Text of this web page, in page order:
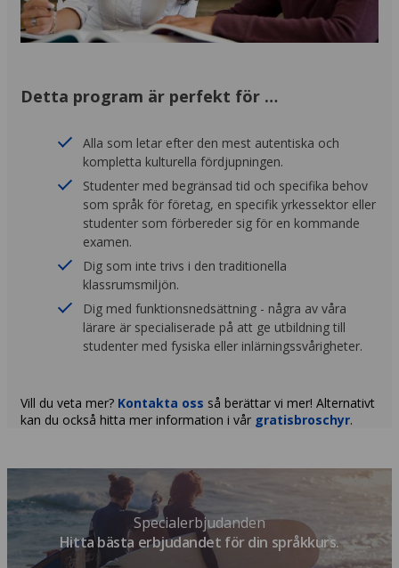
Detta program är perfekt för …
Alla som letar efter den mest autentiska och
kompletta kulturella fördjupningen.
Studenter med begränsad tid och specifika behov
som språk för företag, en specifik yrkessektor eller
studenter som förbereder sig för en kommande
examen.
Dig som inte trivs i den traditionella
klassrumsmiljön.
Dig med funktionsnedsättning - några av våra
lärare är specialiserade på att ge utbildning till
studenter med fysiska eller inlärningssvårigheter.
Vill du veta mer? Kontakta oss så berättar vi mer! Alternativt
kan du också hitta mer information i vår gratisbroschyr.
Specialerbjudanden
Hitta bästa erbjudandet för din språkkurs.